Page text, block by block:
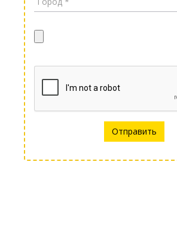
Отправить